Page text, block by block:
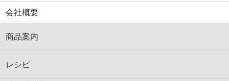
会社概要
商品案内
レシピ